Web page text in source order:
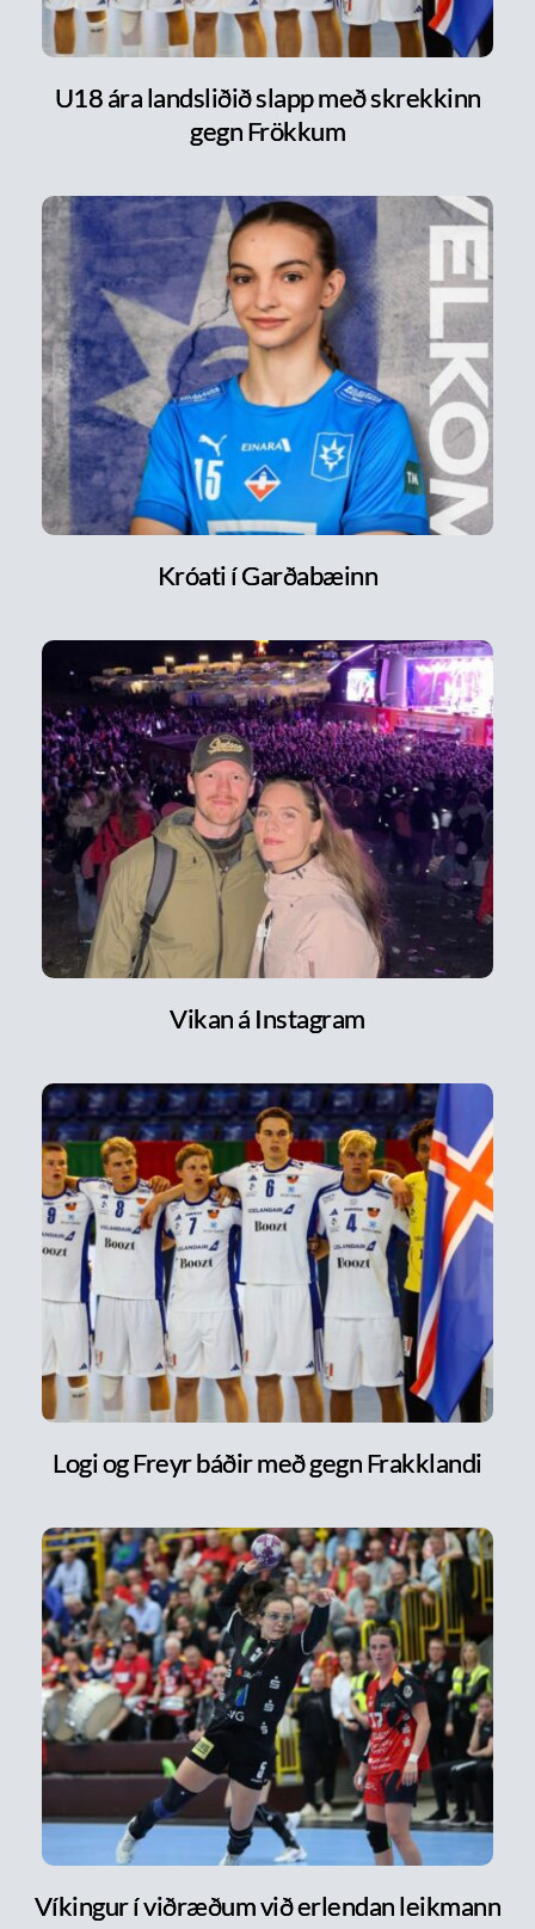
U18 ára landsliðið slapp með skrekkinn
gegn Frökkum
Króati í Garðabæinn
Vikan á Instagram
Logi og Freyr báðir með gegn Frakklandi
Víkingur í viðræðum við erlendan leikmann